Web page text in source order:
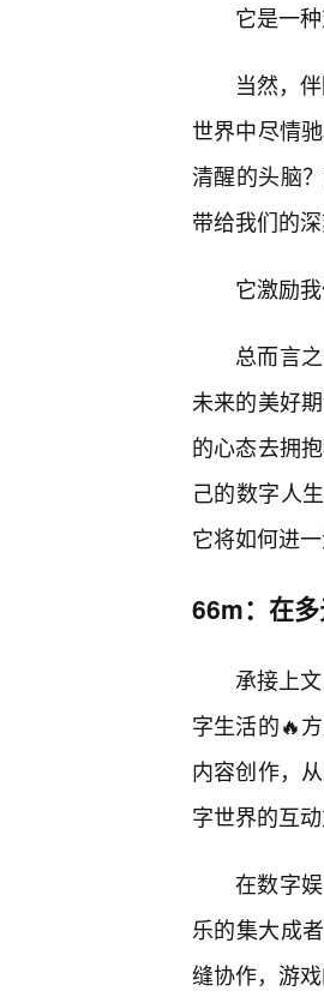
它是一
当然，
世界中尽情
清醒的头脑
带给我们的深
它激励
总而言
未来的美好
的心态去拥
己的数字人
它将如何进
66m：在
承接上
字生活的🔥
内容创作，
字世界的互动
在数字
乐的集大成
缝协作，游